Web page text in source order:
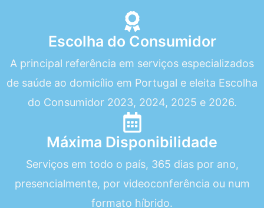
Escolha do Consumidor
A principal referência em serviços especializados
de saúde ao domicílio em Portugal e eleita Escolha
do Consumidor 2023, 2024, 2025 e 2026.
Máxima Disponibilidade
Serviços em todo o país, 365 dias por ano,
presencialmente, por videoconferência ou num
formato híbrido.